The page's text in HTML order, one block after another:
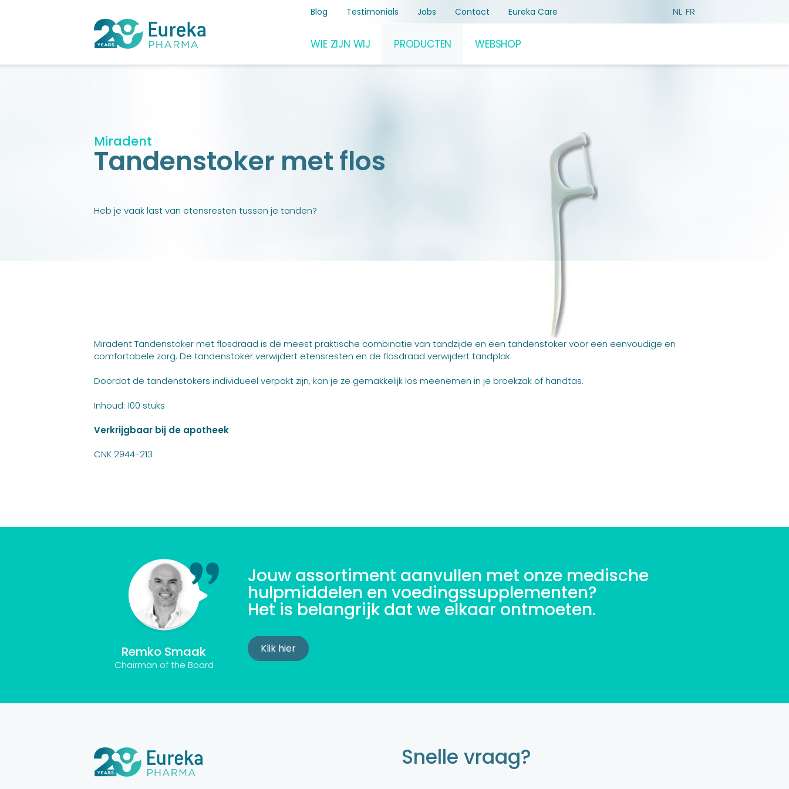
Blog Testimonials Jobs Contact Eureka Care NL FR
WIE ZIJN WIJ PRODUCTEN WEBSHOP
Miradent
Tandenstoker met flos
Heb je vaak last van etensresten tussen je tanden?
Miradent Tandenstoker met flosdraad is de meest praktische combinatie van tandzijde en een tandenstoker voor een eenvoudige en
comfortabele zorg. De tandenstoker verwijdert etensresten en de flosdraad verwijdert tandplak.
Doordat de tandenstokers individueel verpakt zijn, kan je ze gemakkelijk los meenemen in je broekzak of handtas.
Inhoud: 100 stuks
Verkrijgbaar bij de apotheek
CNK 2944-213
Remko Smaak
Chairman of the Board
Jouw assortiment aanvullen met onze medische
hulpmiddelen en voedingssupplementen?
Het is belangrijk dat we elkaar ontmoeten.
Klik hier
Snelle vraag?